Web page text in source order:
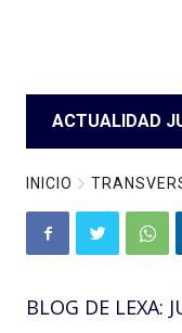
ACTUALIDAD
INICIO
BLOG DE LEXA: